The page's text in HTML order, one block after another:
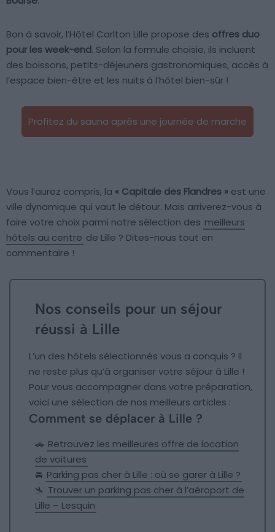
Bon à savoir, l’Hôtel Carlton Lille propose des offres duo
pour les week-end. Selon la formule choisie, ils incluent
des boissons, petits-déjeuners gastronomiques, accès à
l’espace bien-être et les nuits à l’hôtel bien-sûr !
Profitez du sauna après une journée de marche
Vous l’aurez compris, la « Capitale des Flandres » est une
ville dynamique qui vaut le détour. Mais arriverez-vous à
faire votre choix parmi notre sélection des meilleurs
hôtels au centre de Lille ? Dites-nous tout en
commentaire !
Nos conseils pour un séjour
réussi à Lille
L’un des hôtels sélectionnés vous a conquis ? Il
ne reste plus qu’à organiser votre séjour à Lille !
Pour vous accompagner dans votre préparation,
voici une sélection de nos meilleurs articles :
Comment se déplacer à Lille ?
🚗 Retrouvez les meilleures offre de location
de voitures
🚘 Parking pas cher à Lille : où se garer à Lille ?
🛬 Trouver un parking pas cher à l’aéroport de
Lille – Lesquin